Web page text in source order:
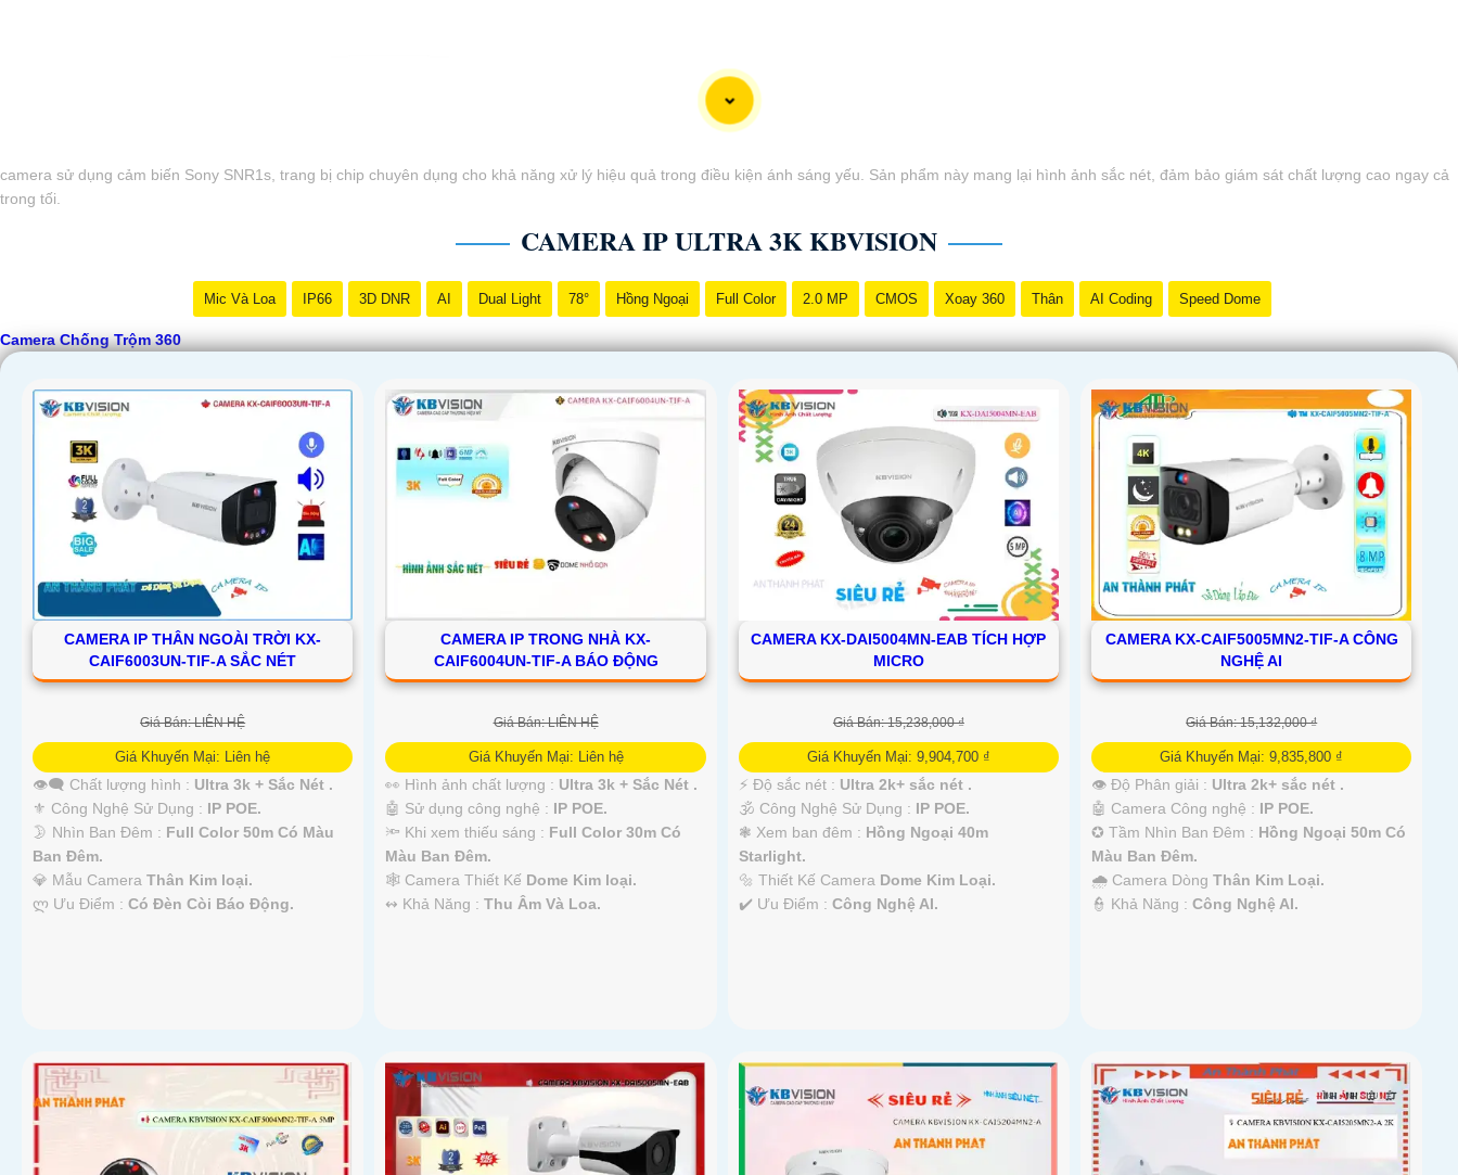
camera sử dụng cảm biến Sony SNR1s, trang bị chip chuyên dụng cho khả năng xử lý hiệu quả trong điều kiện ánh sáng yếu. Sản phẩm này mang lại hình ảnh sắc nét, đảm bảo giám sát chất lượng cao ngay cả
trong tối.
CAMERA IP ULTRA 3K KBVISION
Mic Và Loa IP66 3D DNR AI Dual Light 78° Hồng Ngoại Full Color 2.0 MP CMOS Xoay 360 Thân AI Coding Speed Dome
Camera Chống Trộm 360
CAMERA IP THÂN NGOÀI TRỜI KX-
CAIF6003UN-TIF-A SẮC NÉT
Giá Bán: LIÊN HỆ
Giá Khuyến Mại: Liên hệ
👁️‍🗨 Chất lượng hình : Ultra 3k + Sắc Nét .
⚜️ Công Nghệ Sử Dụng : IP POE.
🌛 Nhìn Ban Đêm : Full Color 50m Có Màu
Ban Ðêm.
💎 Mẫu Camera Thân Kim loại.
️ლ Ưu Điểm : Có Ðèn Còi Báo Động.
CAMERA IP TRONG NHÀ KX-
CAIF6004UN-TIF-A BÁO ĐỘNG
Giá Bán: LIÊN HỆ
Giá Khuyến Mại: Liên hệ
👀 Hình ảnh chất lượng : Ultra 3k + Sắc Nét .
🤖️ Sử dụng công nghệ : IP POE.
🔦 Khi xem thiếu sáng : Full Color 30m Có
Màu Ban Ðêm.
🕸️ Camera Thiết Kế Dome Kim loại.
️↭ Khả Năng :Thu Âm Và Loa.
CAMERA KX-DAI5004MN-EAB TÍCH HỢP
MICRO
Giá Bán: 15,238,000 ₫
Giá Khuyến Mại: 9,904,700 ₫
️⚡ Độ sắc nét : Ultra 2k+ sắc nét .
🕉️ Công Nghệ Sử Dụng : IP POE.
❃ Xem ban đêm : Hồng Ngoại 40m
Starlight.
🔩 Thiết Kế Camera Dome Kim Loại.
️✔️ Ưu Điểm : Công Nghệ AI.
CAMERA KX-CAIF5005MN2-TIF-A CÔNG
NGHỆ AI
Giá Bán: 15,132,000 ₫
Giá Khuyến Mại: 9,835,800 ₫
👁 Độ Phân giải : Ultra 2k+ sắc nét .
🤖️ Camera Công nghệ : IP POE.
✪ Tầm Nhìn Ban Đêm : Hồng Ngoại 50m Có
Màu Ban Đêm.
🌧️ Camera DòngThân Kim Loại.
️👮 Khả Năng :Công Nghệ AI.